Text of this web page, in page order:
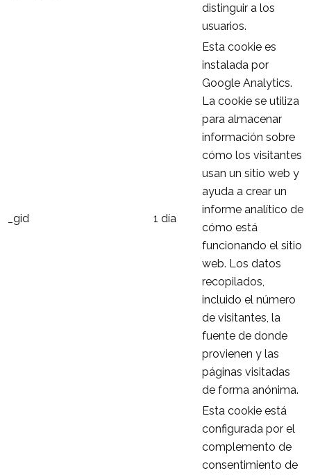
distinguir a los
usuarios.
_gid 1 día
Esta cookie es
instalada por
Google Analytics.
La cookie se utiliza
para almacenar
información sobre
cómo los visitantes
usan un sitio web y
ayuda a crear un
informe analítico de
cómo está
funcionando el sitio
web. Los datos
recopilados,
incluido el número
de visitantes, la
fuente de donde
provienen y las
páginas visitadas
de forma anónima.
Esta cookie está
configurada por el
complemento de
consentimiento de